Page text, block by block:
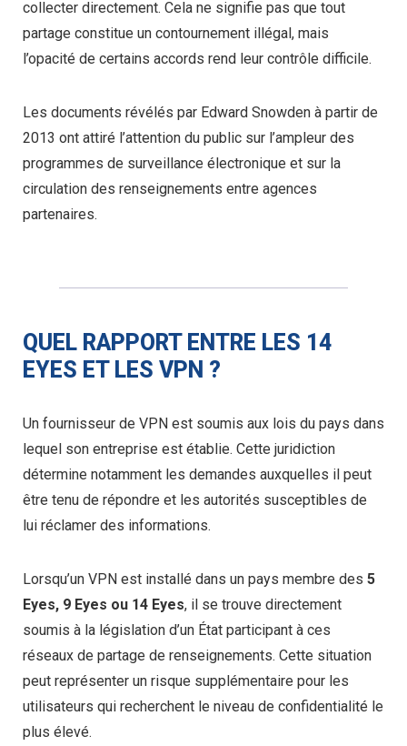
collecter directement. Cela ne signifie pas que tout
partage constitue un contournement illégal, mais
l’opacité de certains accords rend leur contrôle difficile.
Les documents révélés par Edward Snowden à partir de
2013 ont attiré l’attention du public sur l’ampleur des
programmes de surveillance électronique et sur la
circulation des renseignements entre agences
partenaires.
QUEL RAPPORT ENTRE LES 14
EYES ET LES VPN ?
Un fournisseur de VPN est soumis aux lois du pays dans
lequel son entreprise est établie. Cette juridiction
détermine notamment les demandes auxquelles il peut
être tenu de répondre et les autorités susceptibles de
lui réclamer des informations.
Lorsqu’un VPN est installé dans un pays membre des 5
Eyes, 9 Eyes ou 14 Eyes, il se trouve directement
soumis à la législation d’un État participant à ces
réseaux de partage de renseignements. Cette situation
peut représenter un risque supplémentaire pour les
utilisateurs qui recherchent le niveau de confidentialité le
plus élevé.